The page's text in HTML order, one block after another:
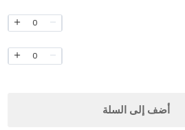
0
0
أضف إلى السلة